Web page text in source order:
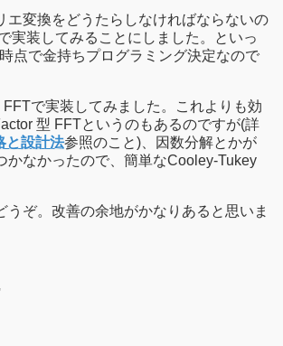
エ変換をどうたらしなければならないの
実装してみることにしました。といっ
点で金持ちプログラミング決定なので
で実装してみました。これよりも効
型 FFTというのもあるのですが(詳
と設計法参照のこと)、因数分解とかが
かなかったので、簡単なCooley-Tukey
うぞ。改善の余地がかなりあると思いま